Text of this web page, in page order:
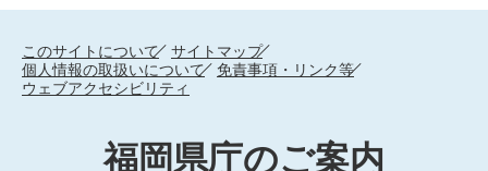
このサイトについて
サイトマップ
個人情報の取扱いについて
免責事項・リンク等
ウェブアクセシビリティ
福岡県庁のご案内